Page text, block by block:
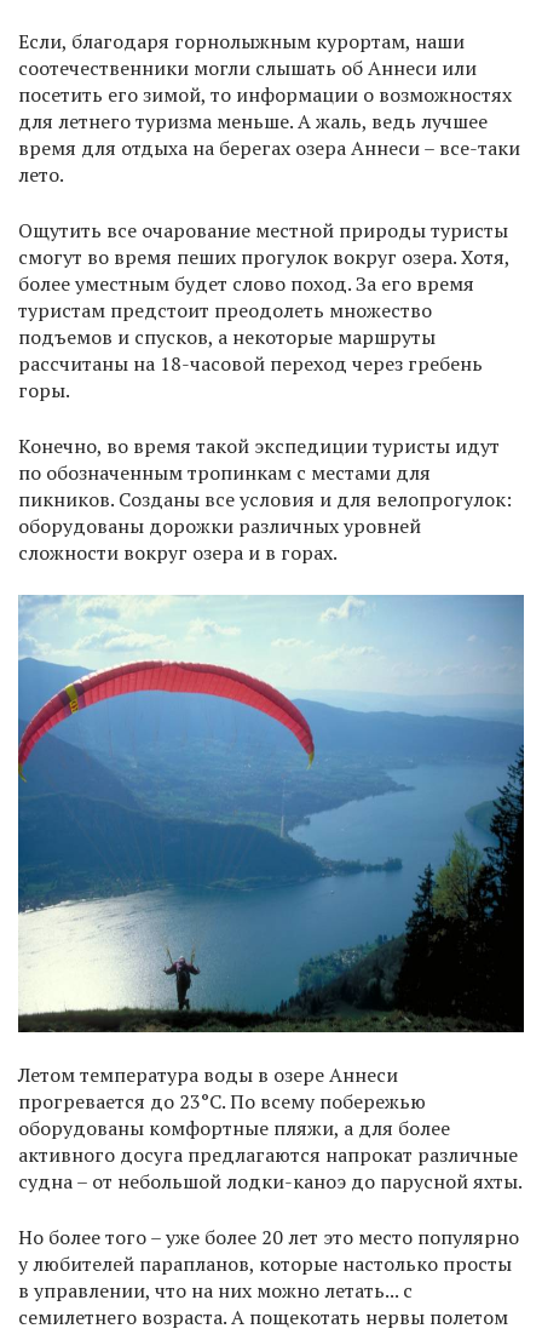
Если, благодаря горнолыжным курортам, наши
соотечественники могли слышать об Аннеси или
посетить его зимой, то информации о возможностях
для летнего туризма меньше. А жаль, ведь лучшее
время для отдыха на берегах озера Аннеси – все-таки
лето.
Ощутить все очарование местной природы туристы
смогут во время пеших прогулок вокруг озера. Хотя,
более уместным будет слово поход. За его время
туристам предстоит преодолеть множество
подъемов и спусков, а некоторые маршруты
рассчитаны на 18-часовой переход через гребень
горы.
Конечно, во время такой экспедиции туристы идут
по обозначенным тропинкам с местами для
пикников. Созданы все условия и для велопрогулок:
оборудованы дорожки различных уровней
сложности вокруг озера и в горах.
Летом температура воды в озере Аннеси
прогревается до 23°С. По всему побережью
оборудованы комфортные пляжи, а для более
активного досуга предлагаются напрокат различные
судна – от небольшой лодки-каноэ до парусной яхты.
Но более того – уже более 20 лет это место популярно
у любителей парапланов, которые настолько просты
в управлении, что на них можно летать... с
семилетнего возраста. А пощекотать нервы полетом